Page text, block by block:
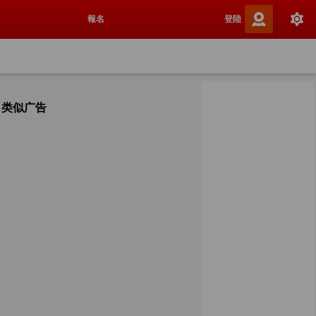
報名 登陸
类似广告